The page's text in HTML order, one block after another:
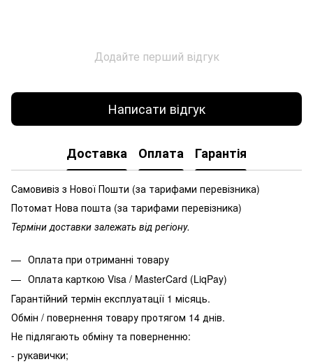
Додайте перший відгук
Написати відгук
Доставка Оплата Гарантія
Самовивіз з Нової Пошти (за тарифами перевізника)
Потомат Нова пошта (за тарифами перевізника)
Терміни доставки залежать від регіону.
Оплата при отриманні товару
Оплата карткою Visa / MasterCard (LiqPay)
Гарантійний термін експлуатації 1 місяць.
Обмін / повернення товару протягом 14 днів.
Не підлягають обміну та поверненню:
- рукавички;